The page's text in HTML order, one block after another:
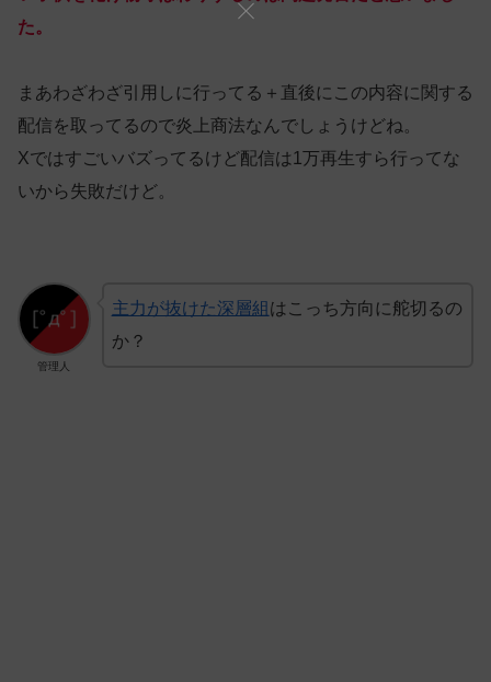
た。
まあわざわざ引用しに行ってる＋直後にこの内容に関する
配信を取ってるので炎上商法なんでしょうけどね。
Xではすごいバズってるけど配信は1万再生すら行ってな
いから失敗だけど。
管理人
主力が抜けた深層組 はこっち方向に舵切るの
か？